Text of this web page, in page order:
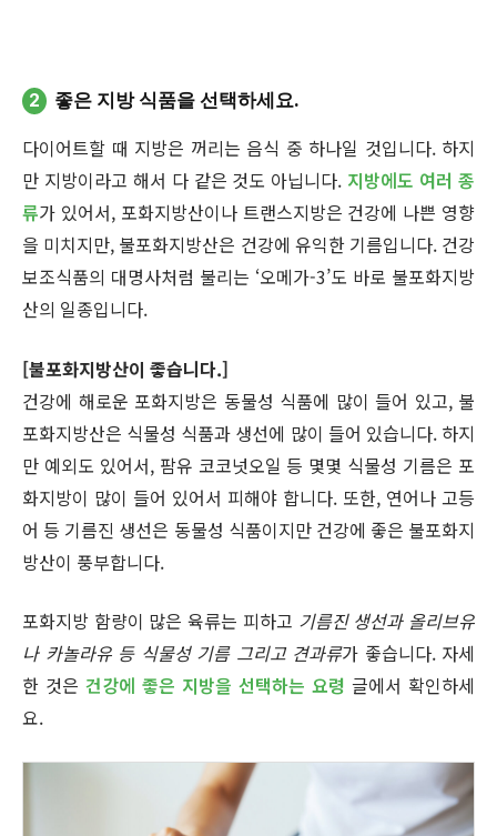
2 좋은 지방 식품을 선택하세요.
다이어트할 때 지방은 꺼리는 음식 중 하나일 것입니다. 하지
만 지방이라고 해서 다 같은 것도 아닙니다. 지방에도 여러 종
류가 있어서, 포화지방산이나 트랜스지방은 건강에 나쁜 영향
을 미치지만, 불포화지방산은 건강에 유익한 기름입니다. 건강
보조식품의 대명사처럼 불리는 ‘오메가-3’도 바로 불포화지방
산의 일종입니다.
[불포화지방산이 좋습니다.]
건강에 해로운 포화지방은 동물성 식품에 많이 들어 있고, 불
포화지방산은 식물성 식품과 생선에 많이 들어 있습니다. 하지
만 예외도 있어서, 팜유 코코넛오일 등 몇몇 식물성 기름은 포
화지방이 많이 들어 있어서 피해야 합니다. 또한, 연어나 고등
어 등 기름진 생선은 동물성 식품이지만 건강에 좋은 불포화지
방산이 풍부합니다.
포화지방 함량이 많은 육류는 피하고 기름진 생선과 올리브유
나 카놀라유 등 식물성 기름 그리고 견과류가 좋습니다. 자세
한 것은 건강에 좋은 지방을 선택하는 요령 글에서 확인하세
요.